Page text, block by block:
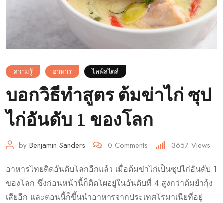
ความรู้ อาหาร ไลฟ์สไตล์
บอกวิธีทำสูตร ต้มข่าไก่ ซุป
ไก่อันดับ 1 ของโลก
by Benjamin Sanders 0 Comments 3657 Views
อาหารไทยติดอันดับโลกอีกแล้ว เมื่อต้มข่าไก่เป็นซุปไก่อันดับ 1
ของโลก ซึ่งก่อนหน้านี้ก็ติดโผอยู่ในอันดับที่ 4 สูงกว่าต้มยำกุ้ง
เสียอีก และตอนนี้ก็ขึ้นนำอาหารจากประเทศโรมาเนียที่อยู่